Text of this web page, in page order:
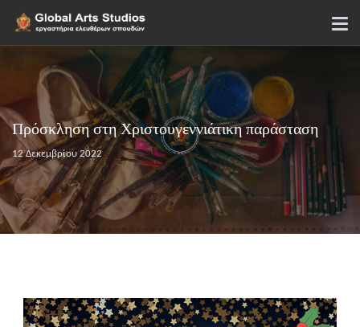
Πρόσκληση στη Χριστουγεννιάτικη παράσταση
12 Δεκεμβρίου 2022